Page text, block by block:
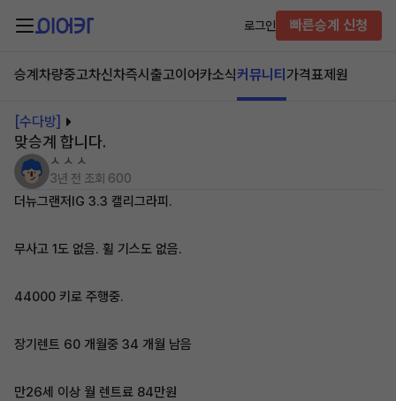
로그인 빠른승계 신청
승계차량중고차신차즉시출고이어카소식커뮤니티 가격표제원
[수다방]
맞승계 합니다.
ㅅ ㅅ ㅅ
3년 전 조회 600
더뉴그랜저IG 3.3 캘리그라피.
무사고 1도 없음. 휠 기스도 없음.
44000 키로 주행중.
장기렌트 60 개월중 34 개월 남음
만26세 이상 월 렌트료 84만원